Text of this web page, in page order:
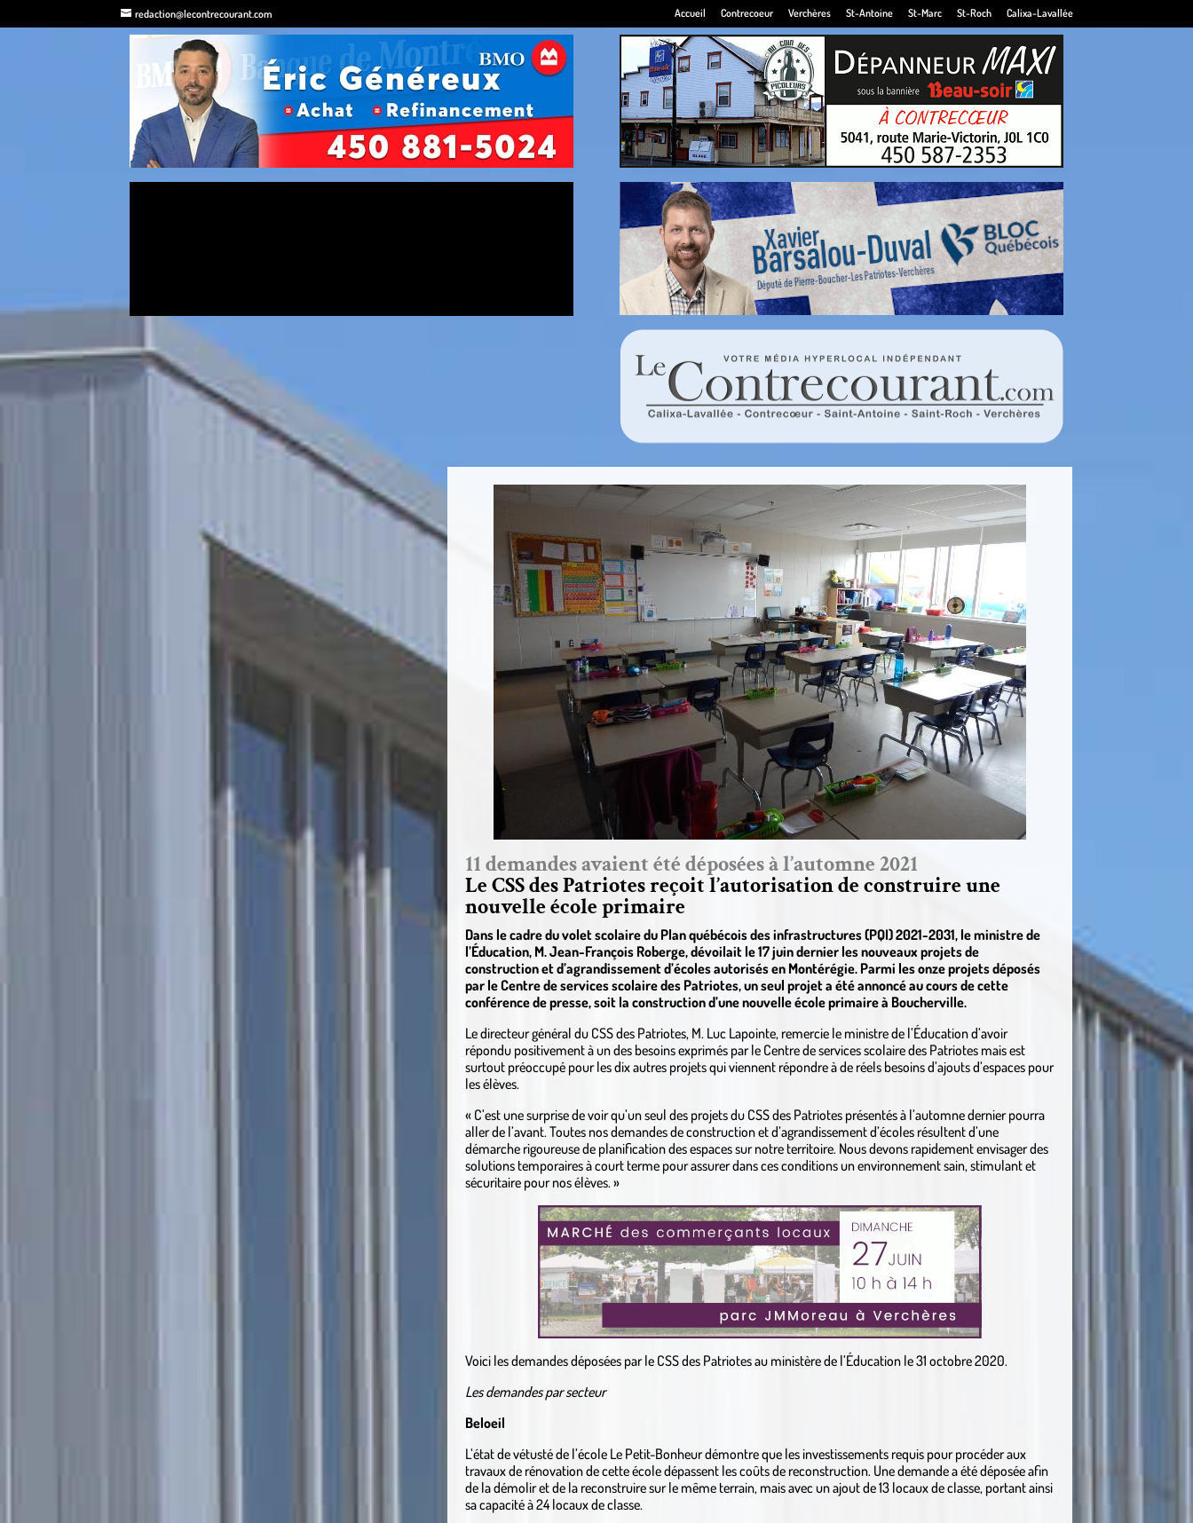
redaction@lecontrecourant.com Accueil Contrecoeur Verchères St-Antoine St-Marc St-Roch Calixa-Lavallée
11 demandes avaient été déposées à l’automne 2021
Le CSS des Patriotes reçoit l’autorisation de construire une
nouvelle école primaire
Dans le cadre du volet scolaire du Plan québécois des infrastructures (PQI) 2021-2031, le ministre de
l’Éducation, M. Jean-François Roberge, dévoilait le 17 juin dernier les nouveaux projets de
construction et d’agrandissement d’écoles autorisés en Montérégie. Parmi les onze projets déposés
par le Centre de services scolaire des Patriotes, un seul projet a été annoncé au cours de cette
conférence de presse, soit la construction d’une nouvelle école primaire à Boucherville.
Le directeur général du CSS des Patriotes, M. Luc Lapointe, remercie le ministre de l’Éducation d’avoir
répondu positivement à un des besoins exprimés par le Centre de services scolaire des Patriotes mais est
surtout préoccupé pour les dix autres projets qui viennent répondre à de réels besoins d’ajouts d’espaces pour
les élèves.
« C’est une surprise de voir qu’un seul des projets du CSS des Patriotes présentés à l’automne dernier pourra
aller de l’avant. Toutes nos demandes de construction et d’agrandissement d’écoles résultent d’une
démarche rigoureuse de planification des espaces sur notre territoire. Nous devons rapidement envisager des
solutions temporaires à court terme pour assurer dans ces conditions un environnement sain, stimulant et
sécuritaire pour nos élèves. »
Voici les demandes déposées par le CSS des Patriotes au ministère de l’Éducation le 31 octobre 2020.
Les demandes par secteur
Beloeil
L’état de vétusté de l’école Le Petit-Bonheur démontre que les investissements requis pour procéder aux
travaux de rénovation de cette école dépassent les coûts de reconstruction. Une demande a été déposée afin
de la démolir et de la reconstruire sur le même terrain, mais avec un ajout de 13 locaux de classe, portant ainsi
sa capacité à 24 locaux de classe.